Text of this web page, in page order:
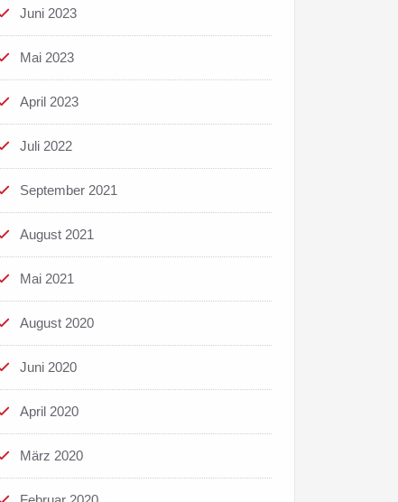
Juni 2023
Mai 2023
April 2023
Juli 2022
September 2021
August 2021
Mai 2021
August 2020
Juni 2020
April 2020
März 2020